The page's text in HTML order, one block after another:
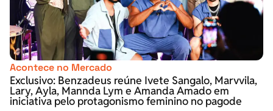
Acontece no Mercado
Exclusivo: Benzadeus reúne Ivete Sangalo, Marvvila,
Lary, Ayla, Mannda Lym e Amanda Amado em
iniciativa pelo protagonismo feminino no pagode